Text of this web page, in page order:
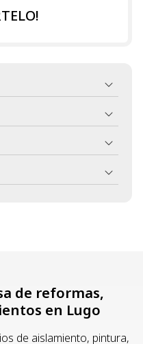
de reformas,
en Lugo
de aislamiento, pintura,